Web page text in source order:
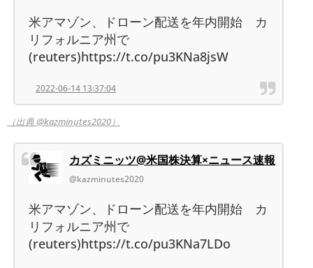
米アマゾン、ドローン配送を年内開始 カ
リフォルニア州で
(reuters)https://t.co/pu3KNa8jsW
2022-06-14 13:37:04
（出典 @kazminutes2020）
カズミニッツ@米国株決算×ニュース速報
@kazminutes2020
米アマゾン、ドローン配送を年内開始 カ
リフォルニア州で
(reuters)https://t.co/pu3KNa7LDo